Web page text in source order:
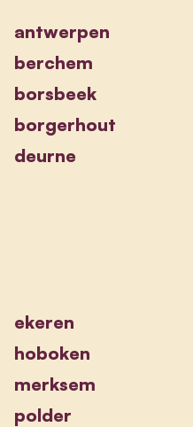
antwerpen
berchem
borsbeek
borgerhout
deurne
ekeren
hoboken
merksem
polder